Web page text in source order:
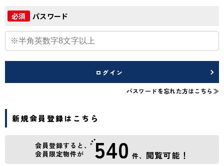
必須 パスワード
ログイン
パスワードを忘れた方はこちら≫
新規会員登録はこちら
会員登録すると、
会員限定物件が
540 件、 閲覧可能！